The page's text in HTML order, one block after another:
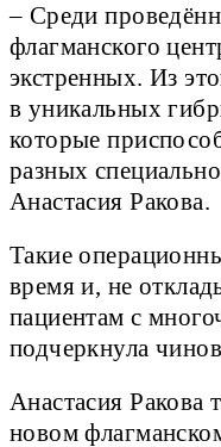
– Среди
флагманского
экстренных. Из
в уникальных
которые
разных
Анастасия Ракова.
Такие
время и, не
пациентам с
подчеркнула
Анастасия Ракова
новом